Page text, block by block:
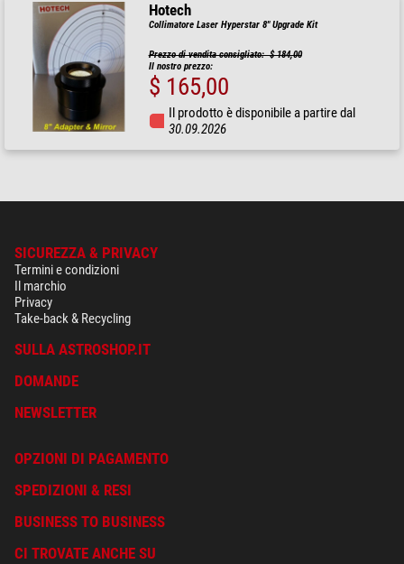
Hotech
Collimatore Laser Hyperstar 8" Upgrade Kit
Prezzo di vendita consigliato: $ 184,00
Il nostro prezzo:
$ 165,00
Il prodotto è disponibile a partire dal
30.09.2026
SICUREZZA & PRIVACY
Termini e condizioni
Il marchio
Privacy
Take-back & Recycling
SULLA ASTROSHOP.IT
DOMANDE
NEWSLETTER
OPZIONI DI PAGAMENTO
SPEDIZIONI & RESI
BUSINESS TO BUSINESS
CI TROVATE ANCHE SU